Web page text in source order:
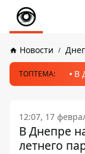
Новости
ТОПТЕМА: В
12:07, 17
В Днепре
летнего